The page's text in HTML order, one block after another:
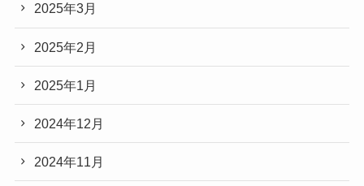
2025年3月
2025年2月
2025年1月
2024年12月
2024年11月